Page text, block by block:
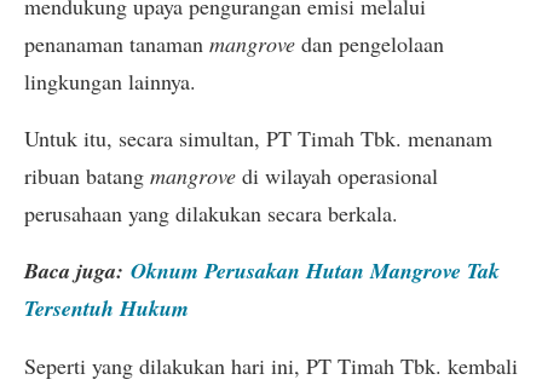
mendukung upaya pengurangan emisi melalui
penanaman tanaman mangrove dan pengelolaan
lingkungan lainnya.
Untuk itu, secara simultan, PT Timah Tbk. menanam
ribuan batang mangrove di wilayah operasional
perusahaan yang dilakukan secara berkala.
Baca juga: Oknum Perusakan Hutan Mangrove Tak
Tersentuh Hukum
Seperti yang dilakukan hari ini, PT Timah Tbk. kembali